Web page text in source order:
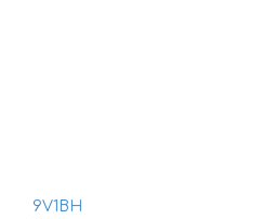
9V1BH